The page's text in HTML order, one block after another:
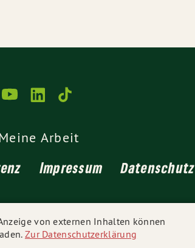
Arbeit
Impressum Datenschutz
- Alle Rechte vorbehalten.
von externen Inhalten können
Zur Datenschutzerklärung